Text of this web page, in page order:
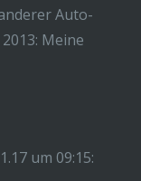
Auto-
Meine
um 09:15: